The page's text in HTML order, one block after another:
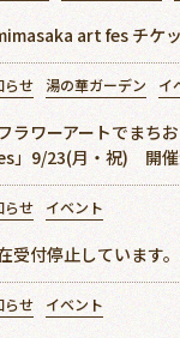
art fes チケ
らせ 湯の華ガーデン イ
ラワーアートでまち
」9/23(月・祝) 開
らせ イベント
受付停止しています。
らせ イベント